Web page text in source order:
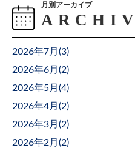
月別アーカイブ
2026年7月(3)
2026年6月(2)
2026年5月(4)
2026年4月(2)
2026年3月(2)
2026年2月(2)